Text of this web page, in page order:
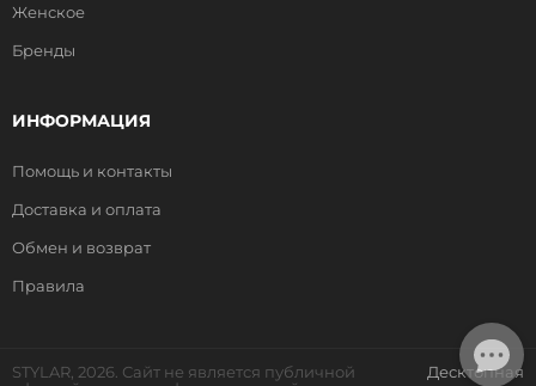
Женское
Бренды
ИНФОРМАЦИЯ
Помощь и контакты
Доставка и оплата
Обмен и возврат
Правила
STYLAR, 2026. Сайт не является публичной
Десктопная